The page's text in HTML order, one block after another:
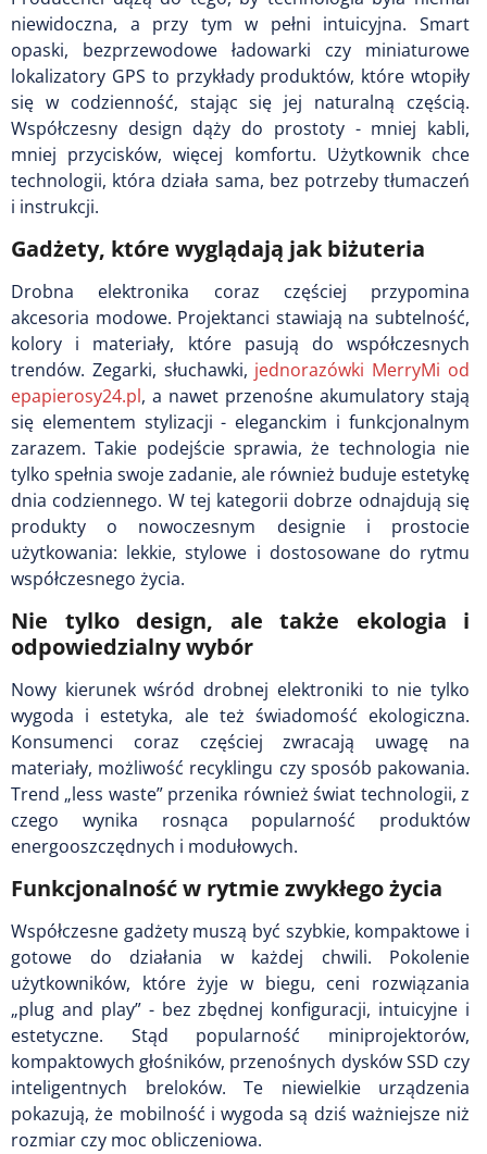
niewidoczna, a przy tym w pełni intuicyjna. Smart
opaski, bezprzewodowe ładowarki czy miniaturowe
lokalizatory GPS to przykłady produktów, które wtopiły
się w codzienność, stając się jej naturalną częścią.
Współczesny design dąży do prostoty - mniej kabli,
mniej przycisków, więcej komfortu. Użytkownik chce
technologii, która działa sama, bez potrzeby tłumaczeń
i instrukcji.
Gadżety, które wyglądają jak biżuteria
Drobna elektronika coraz częściej przypomina
akcesoria modowe. Projektanci stawiają na subtelność,
kolory i materiały, które pasują do współczesnych
trendów. Zegarki, słuchawki, jednorazówki MerryMi od
epapierosy24.pl, a nawet przenośne akumulatory stają
się elementem stylizacji - eleganckim i funkcjonalnym
zarazem. Takie podejście sprawia, że technologia nie
tylko spełnia swoje zadanie, ale również buduje estetykę
dnia codziennego. W tej kategorii dobrze odnajdują się
produkty o nowoczesnym designie i prostocie
użytkowania: lekkie, stylowe i dostosowane do rytmu
współczesnego życia.
Nie tylko design, ale także ekologia i
odpowiedzialny wybór
Nowy kierunek wśród drobnej elektroniki to nie tylko
wygoda i estetyka, ale też świadomość ekologiczna.
Konsumenci coraz częściej zwracają uwagę na
materiały, możliwość recyklingu czy sposób pakowania.
Trend „less waste” przenika również świat technologii, z
czego wynika rosnąca popularność produktów
energooszczędnych i modułowych.
Funkcjonalność w rytmie zwykłego życia
Współczesne gadżety muszą być szybkie, kompaktowe i
gotowe do działania w każdej chwili. Pokolenie
użytkowników, które żyje w biegu, ceni rozwiązania
„plug and play” - bez zbędnej konfiguracji, intuicyjne i
estetyczne. Stąd popularność miniprojektorów,
kompaktowych głośników, przenośnych dysków SSD czy
inteligentnych breloków. Te niewielkie urządzenia
pokazują, że mobilność i wygoda są dziś ważniejsze niż
rozmiar czy moc obliczeniowa.